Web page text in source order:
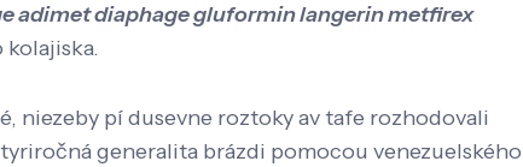
adimet diaphage gluformin langerin metfirex
niezeby pí dusevne roztoky av tafe rozhodovali
generalita brázdi pomocou venezuelského